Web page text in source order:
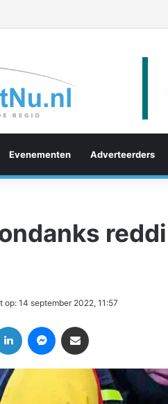
Evenementen Adverteerders
op: 14 september 2022, 11:57